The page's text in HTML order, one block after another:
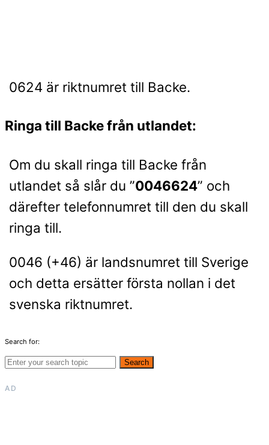
0624 är riktnumret till Backe.
Ringa till Backe från utlandet:
Om du skall ringa till Backe från
utlandet så slår du ”0046624” och
därefter telefonnumret till den du skall
ringa till.
0046 (+46) är landsnumret till Sverige
och detta ersätter första nollan i det
svenska riktnumret.
Search for:
Search
AD